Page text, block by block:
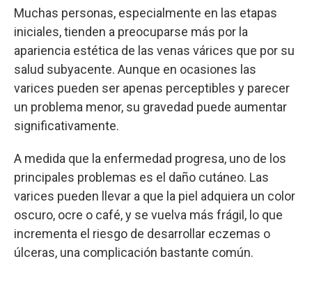
Muchas personas, especialmente en las etapas
iniciales, tienden a preocuparse más por la
apariencia estética de las venas várices que por su
salud subyacente. Aunque en ocasiones las
varices pueden ser apenas perceptibles y parecer
un problema menor, su gravedad puede aumentar
significativamente.
A medida que la enfermedad progresa, uno de los
principales problemas es el daño cutáneo. Las
varices pueden llevar a que la piel adquiera un color
oscuro, ocre o café, y se vuelva más frágil, lo que
incrementa el riesgo de desarrollar eczemas o
úlceras, una complicación bastante común.